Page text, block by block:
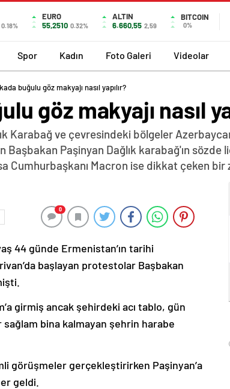
0.18%
EURO
55,2510 0.32%
ALTIN
6.660,55 2,59
BITCOIN
0%
Spor Kadın Foto Galeri Videolar
buğulu göz makyajı nasıl yapılır?
göz makyajı nasıl
Karabağ ve çevresindeki bölgeler
Başbakan Paşinyan Dağlık karabağ'ın
Cumhurbaşkanı Macron ise dikkat çeken
0
44 günde Ermenistan’ın tarihi
başlayan protestolar Başbakan
girmiş ancak şehirdeki acı tablo, gün
sağlam bina kalmayan şehrin harabe
görüşmeler gerçekleştirirken Paşinyan’a
geldi.